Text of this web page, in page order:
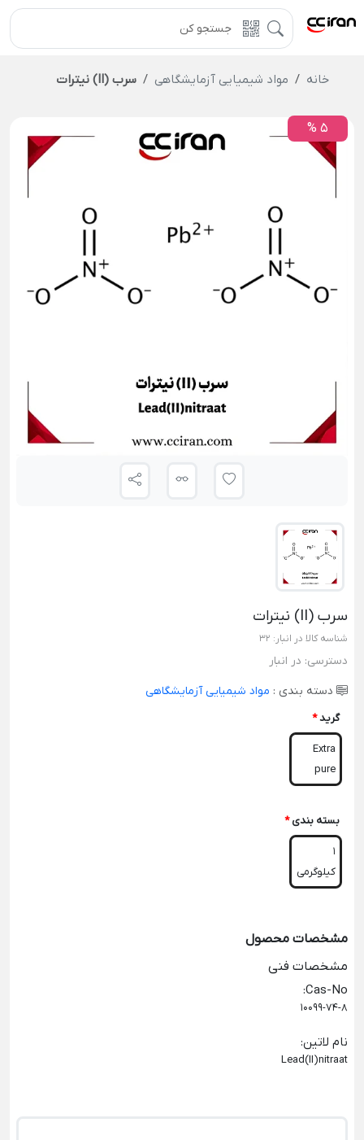
خانه مواد شیمیایی آزمایشگاهی سرب (II) نیترات
5 %
سرب (II) نیترات
شناسه کالا در انبار: 32
دسترسی: در انبار
دسته بندی : مواد شیمیایی آزمایشگاهی
گرید*
Extra
pure
بسته بندی *
1
کیلوگرمی
مشخصات محصول
مشخصات فنی
Cas-No
:
10099-74-8
نام لاتین:
Lead(II)nitraat